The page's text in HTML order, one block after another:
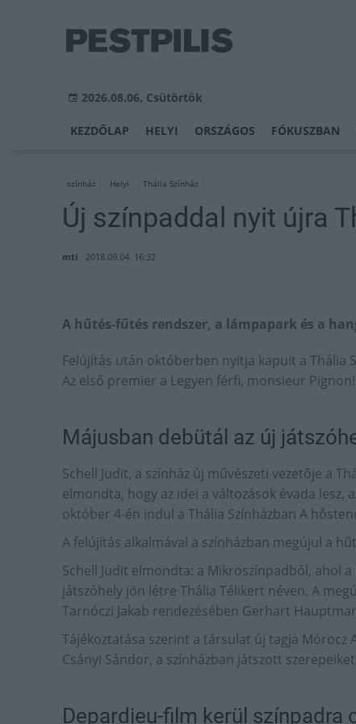
2026.08.06, Csütörtök
KEZDŐLAP HELYI ORSZÁGOS FÓKUSZBAN
színház Helyi Thália Színház
Új színpaddal nyit újra
mti 2018.09.04. 16:32
A hűtés-fűtés rendszer, a lámpapark és a
Felújítás után októberben nyitja kapuit a Thália
Az első premier a Legyen férfi, monsieur
Májusban debütál az új
Schell Judit, a színház új művészeti vezetője a
elmondta, hogy az idei a változások évada
október 4-én indul a Thália Színházban A
A felújítás alkalmával a színházban megújul a
Schell Judit elmondta: a Mikroszínpadból, ahol
játszóhely jön létre Thália Télikert néven. A
Tarnóczi Jakab rendezésében Gerhart
Tájékoztatása szerint a társulat új tagja
Csányi Sándor, a színházban játszott
Depardieu-film kerül színpadra